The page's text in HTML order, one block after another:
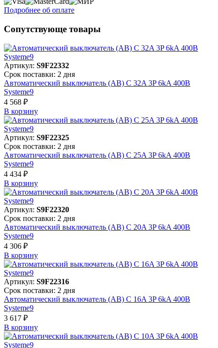
Подробнее об оплате
Сопутствующе товары
Артикул: S9F22332
Срок поставки: 2 дня
Автоматический выключатель (АВ) C 32A 3P 6kA 400В
Systeme9
4 568 ₽
В корзинy
Артикул: S9F22325
Срок поставки: 2 дня
Автоматический выключатель (АВ) C 25A 3P 6kA 400В
Systeme9
4 434 ₽
В корзинy
Артикул: S9F22320
Срок поставки: 2 дня
Автоматический выключатель (АВ) C 20A 3P 6kA 400В
Systeme9
4 306 ₽
В корзинy
Артикул: S9F22316
Срок поставки: 2 дня
Автоматический выключатель (АВ) C 16A 3P 6kA 400В
Systeme9
3 617 ₽
В корзинy